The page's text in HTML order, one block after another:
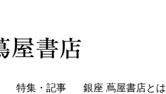
特集・記事 銀座 蔦屋書店とは